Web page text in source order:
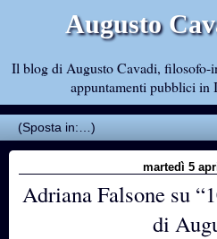
Augusto
Il blog di Augusto Cavadi, filosofo-
appuntamenti pubblici in
martedì 5
Adriana Falsone su
di